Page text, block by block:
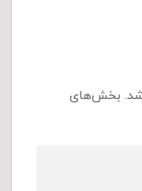
بخش‌های